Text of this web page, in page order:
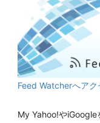
Feed Watcherへアク
My Yahoo!やiGoogle